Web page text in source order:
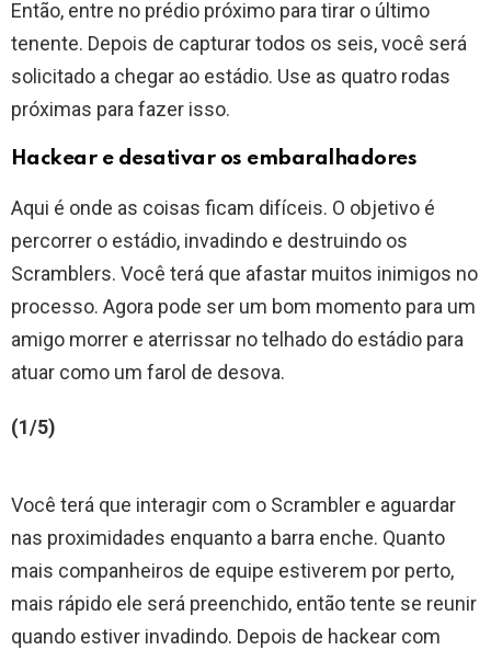
Então, entre no prédio próximo para tirar o último
tenente. Depois de capturar todos os seis, você será
solicitado a chegar ao estádio. Use as quatro rodas
próximas para fazer isso.
Hackear e desativar os embaralhadores
Aqui é onde as coisas ficam difíceis. O objetivo é
percorrer o estádio, invadindo e destruindo os
Scramblers. Você terá que afastar muitos inimigos no
processo. Agora pode ser um bom momento para um
amigo morrer e aterrissar no telhado do estádio para
atuar como um farol de desova.
(1/5)
Você terá que interagir com o Scrambler e aguardar
nas proximidades enquanto a barra enche. Quanto
mais companheiros de equipe estiverem por perto,
mais rápido ele será preenchido, então tente se reunir
quando estiver invadindo. Depois de hackear com